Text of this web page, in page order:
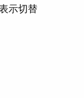
示切替